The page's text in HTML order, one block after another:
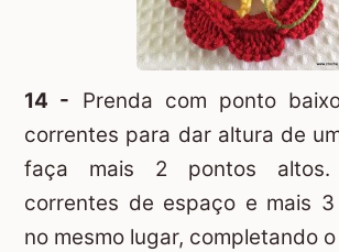
14 - Prenda com ponto
correntes para dar altura de
faça mais 2 pontos altos.
correntes de espaço e mais
no mesmo lugar, completando